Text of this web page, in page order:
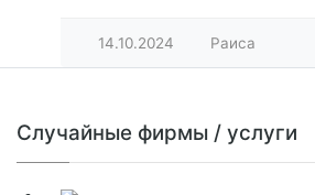
14.10.2024 Раиса
Случайные фирмы / услуги